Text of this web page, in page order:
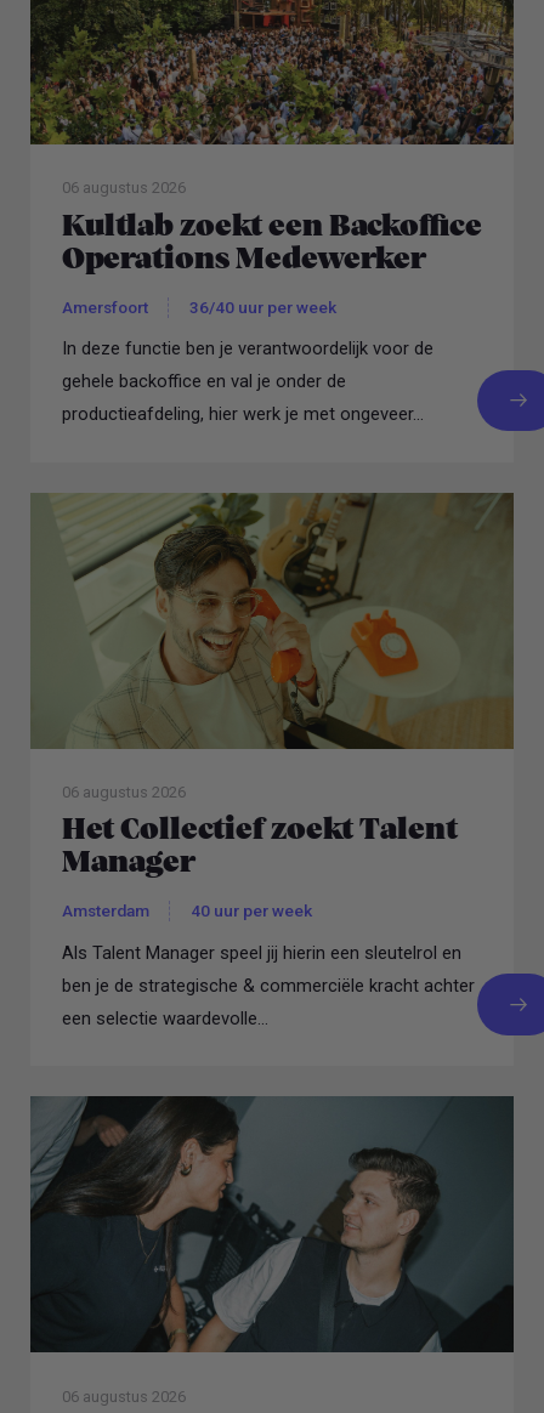
06 augustus 2026
Kultlab zoekt een Backoffice
Operations Medewerker
Amersfoort 36/40 uur per week
In deze functie ben je verantwoordelijk voor de
gehele backoffice en val je onder de
productieafdeling, hier werk je met ongeveer...
06 augustus 2026
Het Collectief zoekt Talent
Manager
Amsterdam 40 uur per week
Als Talent Manager speel jij hierin een sleutelrol en
ben je de strategische & commerciële kracht achter
een selectie waardevolle...
06 augustus 2026